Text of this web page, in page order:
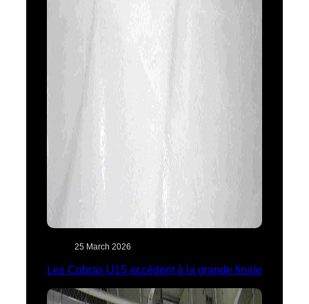
25 March 2026
Les Cobras U15 accèdent à la grande finale